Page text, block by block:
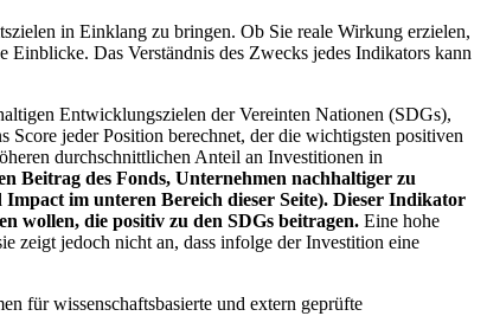
in Einklang zu bringen. Ob Sie reale Wirkung erzielen,
Einblicke. Das Verständnis des Zwecks jedes Indikators kann
Entwicklungszielen der Vereinten Nationen (SDGs),
jeder Position berechnet, der die wichtigsten positiven
durchschnittlichen Anteil an Investitionen in
Beitrag des Fonds, Unternehmen nachhaltiger zu
im unteren Bereich dieser Seite). Dieser Indikator
wollen, die positiv zu den SDGs beitragen. Eine hohe
zeigt jedoch nicht an, dass infolge der Investition eine
für wissenschaftsbasierte und extern geprüfte